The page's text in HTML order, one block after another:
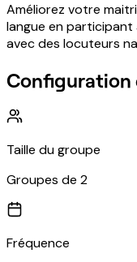
Améliorez votre
langue en
avec des locuteurs
Configuration
Taille du groupe
Groupes de 2
Fréquence